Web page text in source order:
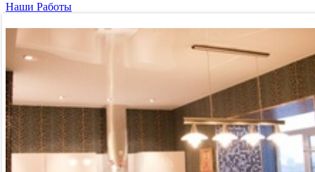
Наши Работы